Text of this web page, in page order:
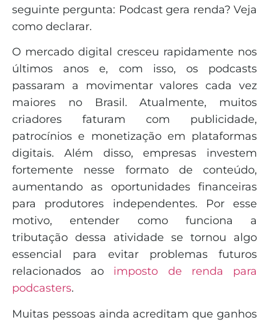
seguinte pergunta: Podcast gera renda? Veja
como declarar.
O mercado digital cresceu rapidamente nos
últimos anos e, com isso, os podcasts
passaram a movimentar valores cada vez
maiores no Brasil. Atualmente, muitos
criadores faturam com publicidade,
patrocínios e monetização em plataformas
digitais. Além disso, empresas investem
fortemente nesse formato de conteúdo,
aumentando as oportunidades financeiras
para produtores independentes. Por esse
motivo, entender como funciona a
tributação dessa atividade se tornou algo
essencial para evitar problemas futuros
relacionados ao imposto de renda para
podcasters.
Muitas pessoas ainda acreditam que ganhos